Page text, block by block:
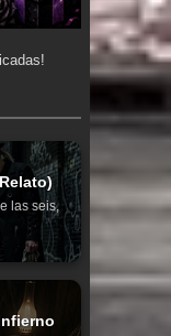
las seis,